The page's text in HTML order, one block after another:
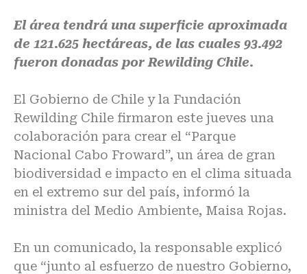
El área tendrá una superficie aproximada
de 121.625 hectáreas, de las cuales 93.492
fueron donadas por Rewilding Chile.
El Gobierno de Chile y la Fundación
Rewilding Chile firmaron este jueves una
colaboración para crear el “Parque
Nacional Cabo Froward”, un área de gran
biodiversidad e impacto en el clima situada
en el extremo sur del país, informó la
ministra del Medio Ambiente, Maisa Rojas.
En un comunicado, la responsable explicó
que “junto al esfuerzo de nuestro Gobierno,